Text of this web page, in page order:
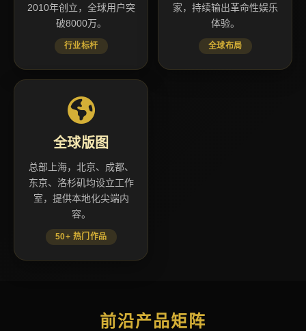
2010年创立，全球用户突
破8000万。
行业标杆
家，持续输出革命性娱乐
体验。
全球布局
全球版图
总部上海，北京、成都、
东京、洛杉矶均设立工作
室，提供本地化尖端内
容。
50+ 热门作品
前沿产品矩阵